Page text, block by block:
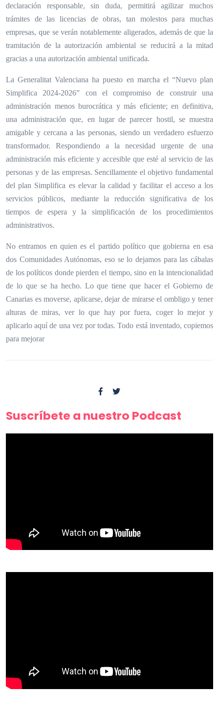
declaración responsable, sin duda, permitirá agilizar muchos
trámites de las licencias de obras, tan molestos para muchas
empresas, que se verán notablemente aligerados, además de que la
tramitación de la autorización ambiental se reducirá a la mitad
gracias a una autorización ambiental unificada.
La Generalitat Valenciana ha puesto en marcha el “Nuevo plan
Simplifica 2024-2026” con el compromiso de construir una
administración menos burocrática y más eficiente; en definitiva,
una administración que, en lugar de parecer hostil, se muestra
amigable y cercana a las personas, siendo un verdadero esfuerzo
transformador. Respondiendo a la necesidad urgente de una
administración más eficiente y accesible que esté al servicio de las
personas y de las empresas. Sencillamente el objetivo fundamental
del plan Simplifica es elevar la calidad y facilitar el acceso a los
servicios públicos, mediante la reducción significativa de los
tiempos de espera y la simplificación de los procedimientos
administrativos.
No entramos en quien es el partido político que gobierna en esa
dos Comunidades Autónomas, eso se lo dejamos para las cábalas
de los políticos donde pierden el tiempo, sino en la intencionalidad
de lo que se ha hecho. Lo que tiene que hacer el Gobierno de
Canarias es moverse, aplicarse, dejar de mirarse el ombligo y tener
alturas de miras, ver lo que hay por fuera, coger lo mejor y
aplicarlo aquí de una vez por todas. Todo está inventado, copiemos
para mejorar
Suscríbete a nuestro Podcast